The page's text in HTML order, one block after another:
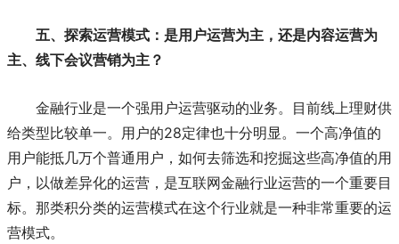
五、探索运营模式：是用户运营为主，还是内容运营为
主、线下会议营销为主？
金融行业是一个强用户运营驱动的业务。目前线上理财供
给类型比较单一。用户的28定律也十分明显。一个高净值的
用户能抵几万个普通用户，如何去筛选和挖掘这些高净值的用
户，以做差异化的运营，是互联网金融行业运营的一个重要目
标。那类积分类的运营模式在这个行业就是一种非常重要的运
营模式。